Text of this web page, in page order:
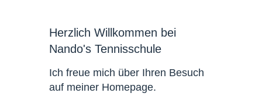
Herzlich Willkommen bei
Nando's Tennisschule
Ich freue mich über Ihren Besuch
auf meiner Homepage.